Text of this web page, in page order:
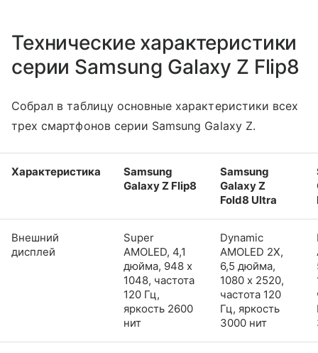
Технические характеристики
серии Samsung Galaxy Z Flip8
Собрал в таблицу основные характеристики всех
трех смартфонов серии Samsung Galaxy Z.
Характеристика
Samsung
Galaxy Z Flip8
Samsung
Galaxy Z
Fold8 Ultra
Внешний
дисплей
Super
AMOLED, 4,1
дюйма, 948 x
1048, частота
120 Гц,
яркость 2600
нит
Dynamic
AMOLED 2X,
6,5 дюйма,
1080 x 2520,
частота 120
Гц, яркость
3000 нит